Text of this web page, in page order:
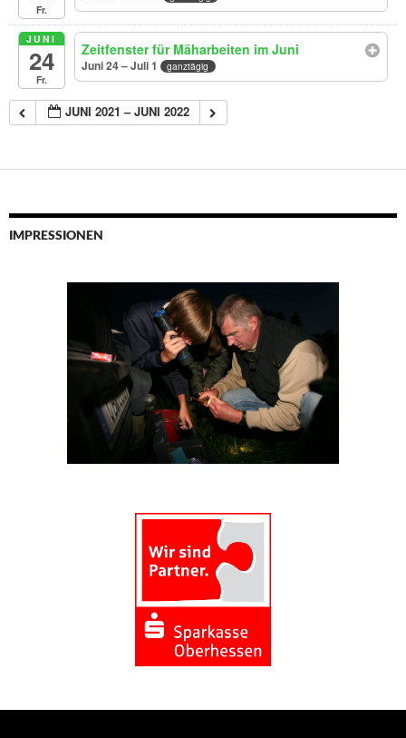
Fr.
JUNI
24
Fr.
Zeitfenster für Mäharbeiten im Juni
Juni 24 – Juli 1 ganztägig
JUNI 2021 – JUNI 2022
IMPRESSIONEN